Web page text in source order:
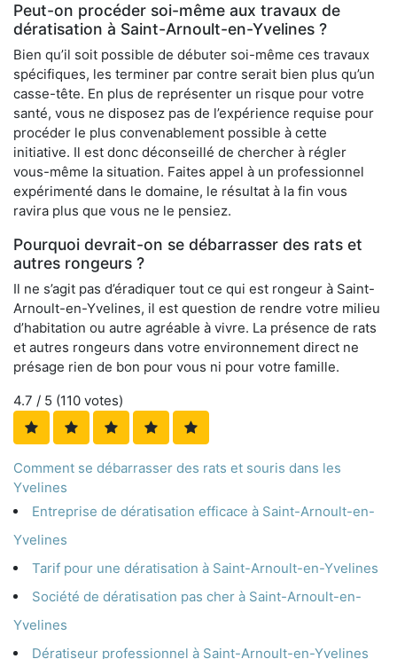
Peut-on procéder soi-même aux travaux de
dératisation à Saint-Arnoult-en-Yvelines ?
Bien qu’il soit possible de débuter soi-même ces travaux
spécifiques, les terminer par contre serait bien plus qu’un
casse-tête. En plus de représenter un risque pour votre
santé, vous ne disposez pas de l’expérience requise pour
procéder le plus convenablement possible à cette
initiative. Il est donc déconseillé de chercher à régler
vous-même la situation. Faites appel à un professionnel
expérimenté dans le domaine, le résultat à la fin vous
ravira plus que vous ne le pensiez.
Pourquoi devrait-on se débarrasser des rats et
autres rongeurs ?
Il ne s’agit pas d’éradiquer tout ce qui est rongeur à Saint-
Arnoult-en-Yvelines, il est question de rendre votre milieu
d’habitation ou autre agréable à vivre. La présence de rats
et autres rongeurs dans votre environnement direct ne
présage rien de bon pour vous ni pour votre famille.
4.7 / 5 (110 votes)
Comment se débarrasser des rats et souris dans les
Yvelines
Entreprise de dératisation efficace à Saint-Arnoult-en-
Yvelines
Tarif pour une dératisation à Saint-Arnoult-en-Yvelines
Société de dératisation pas cher à Saint-Arnoult-en-
Yvelines
Dératiseur professionnel à Saint-Arnoult-en-Yvelines